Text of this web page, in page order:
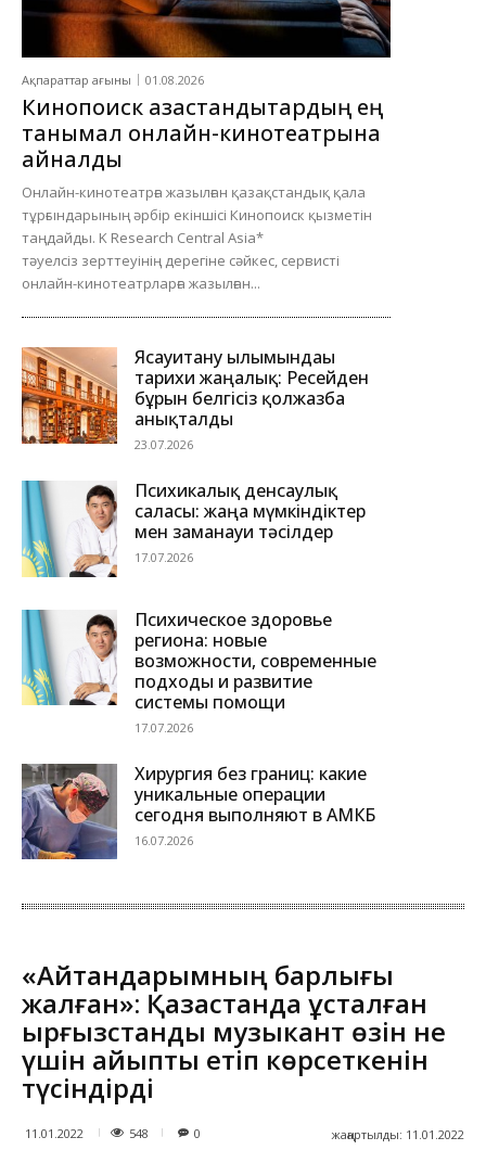
Ақпараттар ағыны 01.08.2026
Кинопоиск қазақстандықтардың ең
танымал онлайн-кинотеатрына
айналды
Онлайн-кинотеатрға жазылған қазақстандық қала
тұрғындарының әрбір екіншісі Кинопоиск қызметін
таңдайды. K Research Central Asia*
тәуелсіз зерттеуінің дерегіне сәйкес, сервисті
онлайн-кинотеатрларға жазылған...
Ясауитану ғылымындағы
тарихи жаңалық: Ресейден
бұрын белгісіз қолжазба
анықталды
23.07.2026
Психикалық денсаулық
саласы: жаңа мүмкіндіктер
мен заманауи тәсілдер
17.07.2026
Психическое здоровье
региона: новые
возможности, современные
подходы и развитие
системы помощи
17.07.2026
Хирургия без границ: какие
уникальные операции
сегодня выполняют в АМКБ
16.07.2026